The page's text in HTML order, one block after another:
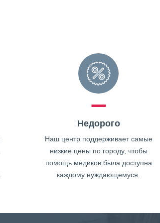
Недорого
Наш центр поддерживает самые
низкие цены по городу, чтобы
помощь медиков была доступна
каждому нуждающемуся.